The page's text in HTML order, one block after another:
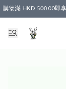
購物滿 HKD 500.00即